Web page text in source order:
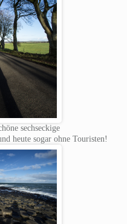
sechseckige
heute sogar ohne Touristen!